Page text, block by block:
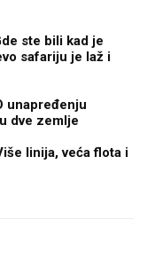
ste bili kad je
safariju je laž i
unapređenju
dve zemlje
linija, veća flota i